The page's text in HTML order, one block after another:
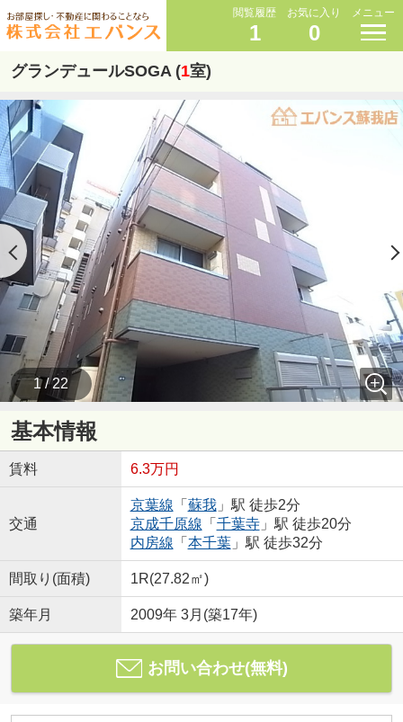
閲覧履歴
1
お気に入り
0
メニュー
グランデュールSOGA (1室)
1 / 22
基本情報
賃料 6.3万円
交通
京葉線 「 蘇我」駅 徒歩2分
京成千原線 「 千葉寺」駅 徒歩20分
内房線 「 本千葉」駅 徒歩32分
間取り(面積) 1R(27.82㎡)
築年月 2009年 3月(築17年)
お問い合わせ(無料)